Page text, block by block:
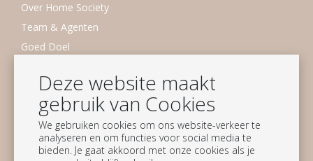
Deze website maakt
gebruik van Cookies
We gebruiken cookies om ons website-verkeer te
analyseren en om functies voor social media te
bieden. Je gaat akkoord met onze cookies als je
Over Home Society
Team & Agenten
Goed Doel
Vacatures
Nieuwsbrief
Blijf op de hoogte